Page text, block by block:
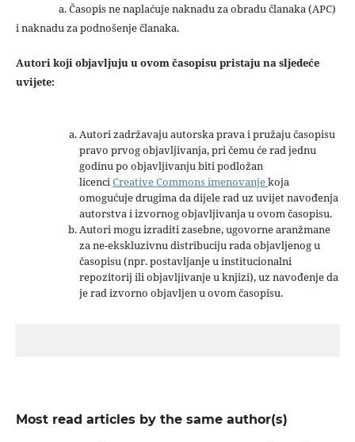
a. Časopis ne naplaćuje naknadu za obradu članaka (APC)
i naknadu za podnošenje članaka.
Autori koji objavljuju u ovom časopisu pristaju na sljedeće
uvijete:
Autori zadržavaju autorska prava i pružaju časopisu
pravo prvog objavljivanja, pri čemu će rad jednu
godinu po objavljivanju biti podložan
licenciCreative Commons imenovanjekoja
omogućuje drugima da dijele rad uz uvijet navođenja
autorstva i izvornog objavljivanja u ovom časopisu.
Autori mogu izraditi zasebne, ugovorne aranžmane
za ne-ekskluzivnu distribuciju rada objavljenog u
časopisu (npr. postavljanje u institucionalni
repozitorij ili objavljivanje u knjizi), uz navođenje da
je rad izvorno objavljen u ovom časopisu.
Most read articles by the same author(s)